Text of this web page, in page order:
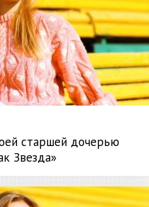
старшей дочерью
Звезда»